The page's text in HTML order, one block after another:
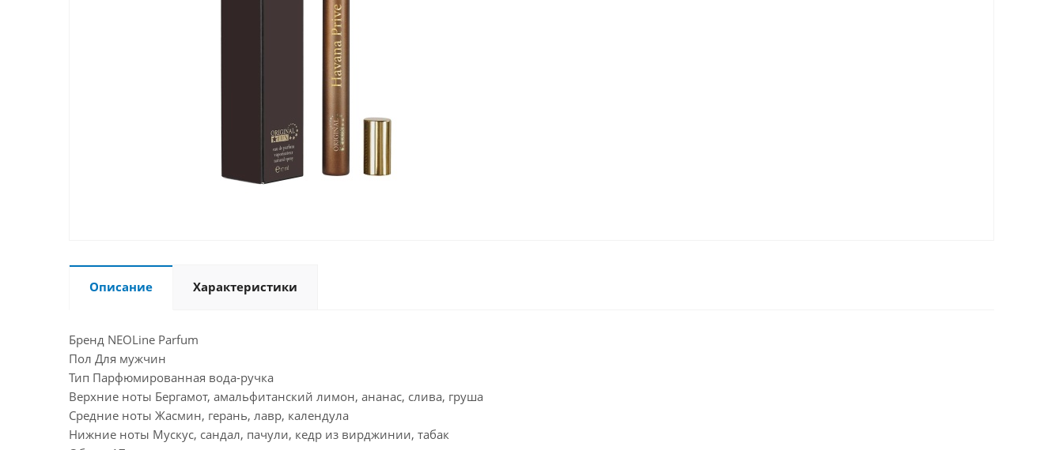
Описание Характеристики
Бренд NEOLine Parfum
Пол Для мужчин
Тип Парфюмированная вода-ручка
Верхние ноты Бергамот, амальфитанский лимон, ананас, слива, груша
Средние ноты Жасмин, герань, лавр, календула
Нижние ноты Мускус, сандал, пачули, кедр из вирджинии, табак